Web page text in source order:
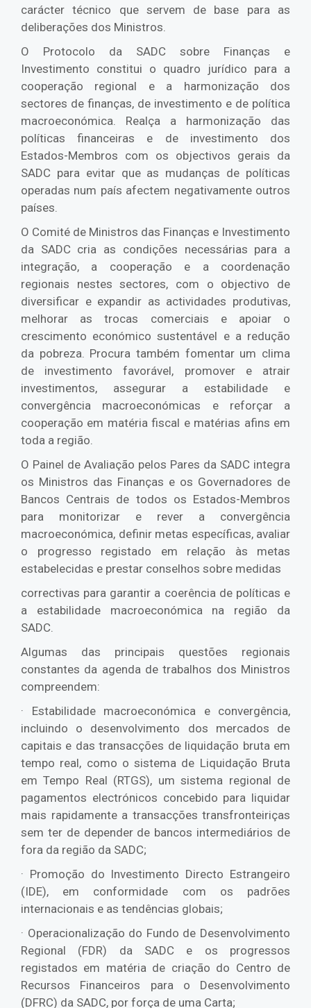
carácter técnico que servem de base para as
deliberações dos Ministros.
O Protocolo da SADC sobre Finanças e
Investimento constitui o quadro jurídico para a
cooperação regional e a harmonização dos
sectores de finanças, de investimento e de política
macroeconómica. Realça a harmonização das
políticas financeiras e de investimento dos
Estados-Membros com os objectivos gerais da
SADC para evitar que as mudanças de políticas
operadas num país afectem negativamente outros
países.
O Comité de Ministros das Finanças e Investimento
da SADC cria as condições necessárias para a
integração, a cooperação e a coordenação
regionais nestes sectores, com o objectivo de
diversificar e expandir as actividades produtivas,
melhorar as trocas comerciais e apoiar o
crescimento económico sustentável e a redução
da pobreza. Procura também fomentar um clima
de investimento favorável, promover e atrair
investimentos, assegurar a estabilidade e
convergência macroeconómicas e reforçar a
cooperação em matéria fiscal e matérias afins em
toda a região.
O Painel de Avaliação pelos Pares da SADC integra
os Ministros das Finanças e os Governadores de
Bancos Centrais de todos os Estados-Membros
para monitorizar e rever a convergência
macroeconómica, definir metas específicas, avaliar
o progresso registado em relação às metas
estabelecidas e prestar conselhos sobre medidas
correctivas para garantir a coerência de políticas e
a estabilidade macroeconómica na região da
SADC.
Algumas das principais questões regionais
constantes da agenda de trabalhos dos Ministros
compreendem:
· Estabilidade macroeconómica e convergência,
incluindo o desenvolvimento dos mercados de
capitais e das transacções de liquidação bruta em
tempo real, como o sistema de Liquidação Bruta
em Tempo Real (RTGS), um sistema regional de
pagamentos electrónicos concebido para liquidar
mais rapidamente a transacções transfronteiriças
sem ter de depender de bancos intermediários de
fora da região da SADC;
· Promoção do Investimento Directo Estrangeiro
(IDE), em conformidade com os padrões
internacionais e as tendências globais;
· Operacionalização do Fundo de Desenvolvimento
Regional (FDR) da SADC e os progressos
registados em matéria de criação do Centro de
Recursos Financeiros para o Desenvolvimento
(DFRC) da SADC, por força de uma Carta;